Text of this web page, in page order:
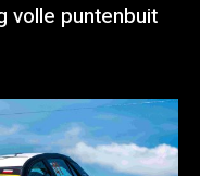
volle puntenbuit